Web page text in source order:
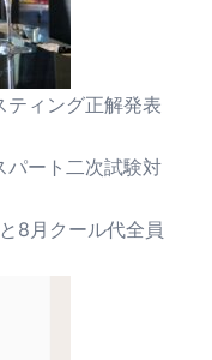
ィング正解発表
ート二次試験対
8月クール代全員